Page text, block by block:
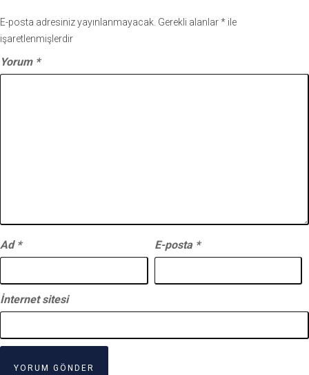
E-posta adresiniz yayınlanmayacak. Gerekli alanlar* ile
işaretlenmişlerdir
Yorum *
Ad * E-posta *
İnternet sitesi